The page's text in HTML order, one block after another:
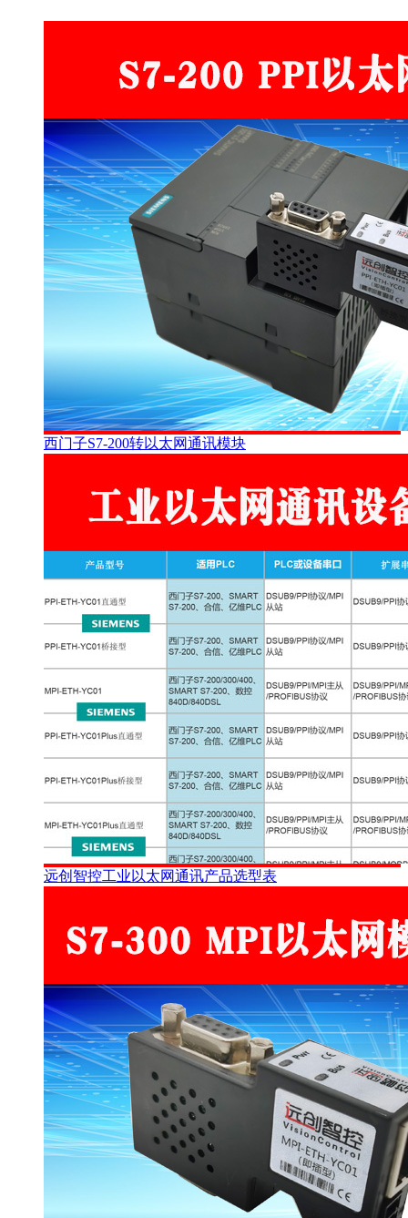
西门子S7-200转以太网通讯模块
远创智控工业以太网通讯产品选型表